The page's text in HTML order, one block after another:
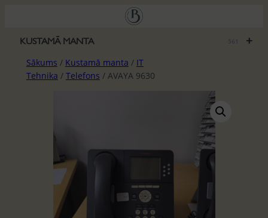
saturu
+
KUSTAMĀ MANTA
Sākums / Kustamā manta / IT
Tehnika / Telefons / AVAYA 9630